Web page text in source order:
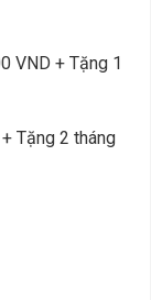
VND + Tặng 1
Tặng 2 tháng